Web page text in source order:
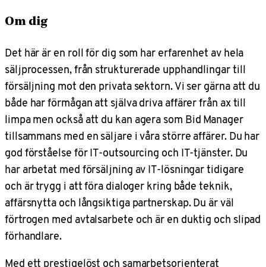
Om dig
Det här är en roll för dig som har erfarenhet av hela
säljprocessen, från strukturerade upphandlingar till
försäljning mot den privata sektorn. Vi ser gärna att du
både har förmågan att själva driva affärer från ax till
limpa men också att du kan agera som Bid Manager
tillsammans med en säljare i våra större affärer. Du har
god förståelse för IT-outsourcing och IT-tjänster. Du
har arbetat med försäljning av IT-lösningar tidigare
och är trygg i att föra dialoger kring både teknik,
affärsnytta och långsiktiga partnerskap. Du är väl
förtrogen med avtalsarbete och är en duktig och slipad
förhandlare.
Med ett prestigelöst och samarbetsorienterat